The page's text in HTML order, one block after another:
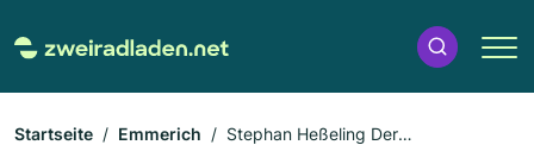
Startseite Emmerich
Stephan Heßeling Der